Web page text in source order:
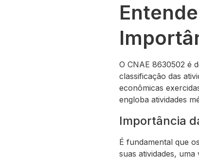
O CNAE 8630502 é
classificação das
econômicas
engloba atividades
Importância
É fundamental que
suas atividades,